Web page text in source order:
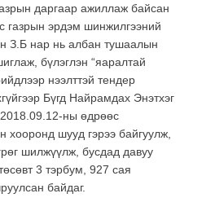
даргаар ажиллаж байсан
газрын эрдэм шинжилгээний
З.Б нар нь албан тушаалын
бүлэглэн “яаралтай
нээлттэй тендер
Бүгд Найрамдах Энэтхэг
ны өдрөөс
шууд гэрээ байгуулж,
шилжүүлж, бусдад давуу
3 тэрбум, 927 сая
байдаг.